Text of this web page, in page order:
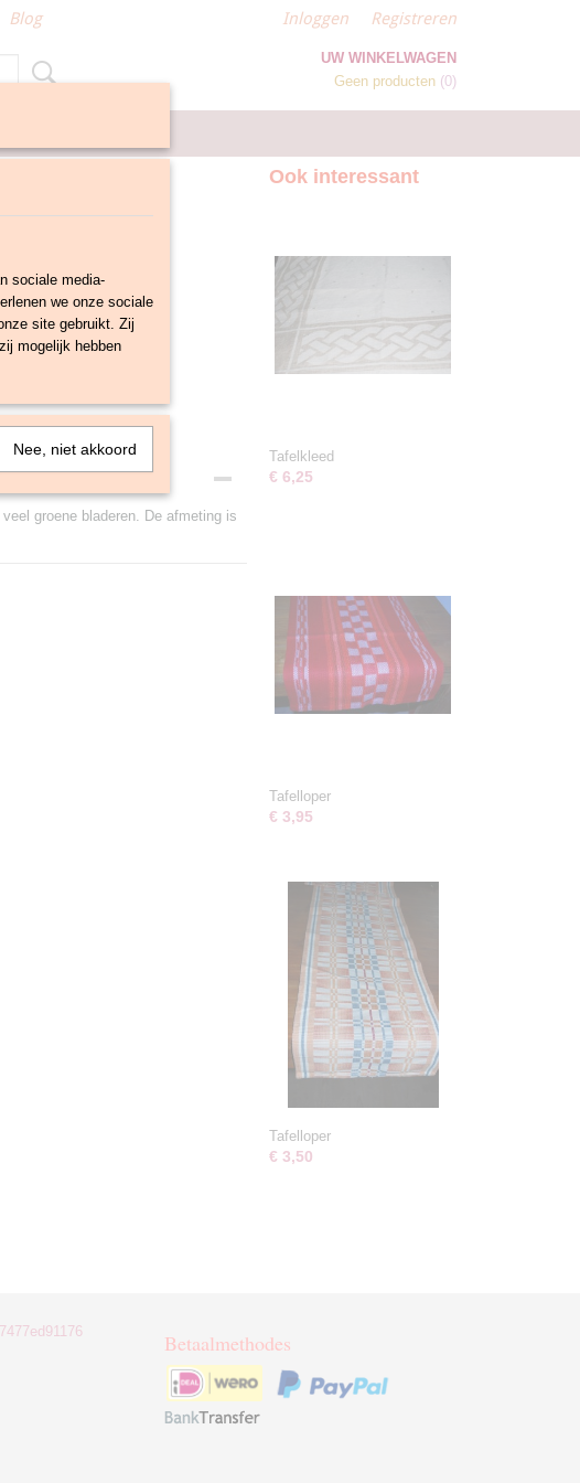
Blog Inloggen Registreren
UW WINKELWAGEN
Geen producten (0)
groene bladeren. De afmeting is
Ook interessant
Tafelkleed
€ 6,25
Tafelloper
€ 3,95
Tafelloper
€ 3,50
Betaalmethodes
sociale media-
we onze sociale
site gebruikt. Zij
mogelijk hebben
Nee, niet akkoord